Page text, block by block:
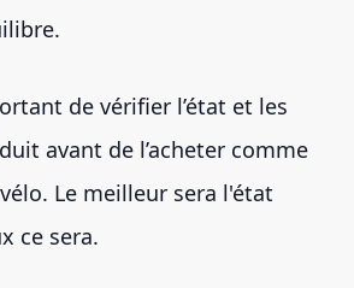
de vérifier l’état et les
avant de l’acheter comme
Le meilleur sera l'état
ce sera.